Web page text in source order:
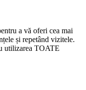
a vă oferi cea mai
și repetând vizitele.
utilizarea TOATE